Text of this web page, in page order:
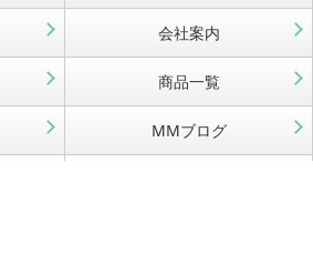
会社案内
商品一覧
MMブログ